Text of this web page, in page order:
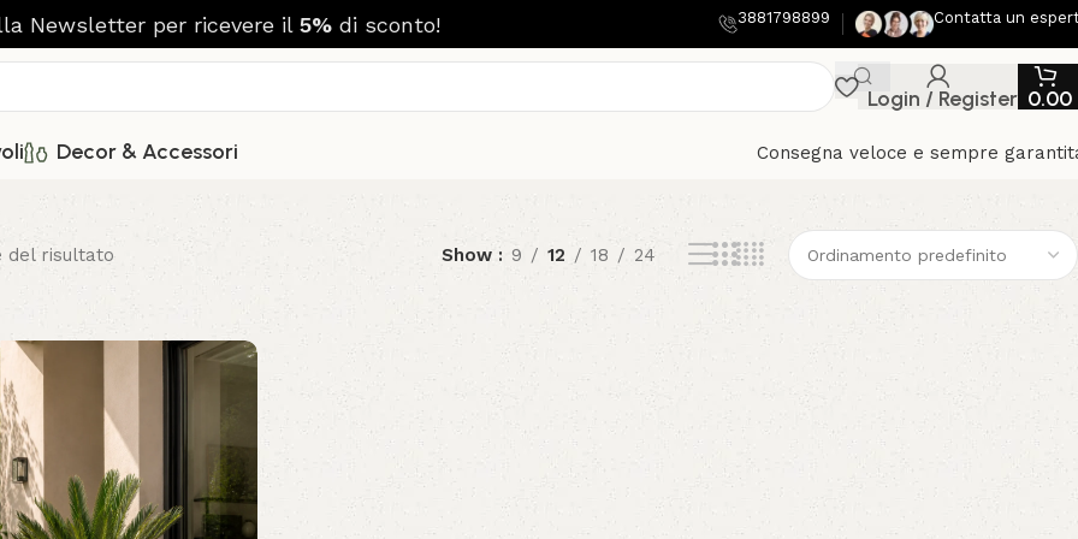
Newsletter per ricevere il 5%di sconto! 3881798899 Contatta un
Login / Register 0.00
Decor & Accessori Consegna veloce e sempre
del risultato Show 9 12 18 24